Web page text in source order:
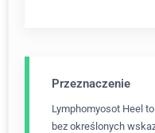
Przeznaczenie
Lymphomyosot Heel
bez określonych